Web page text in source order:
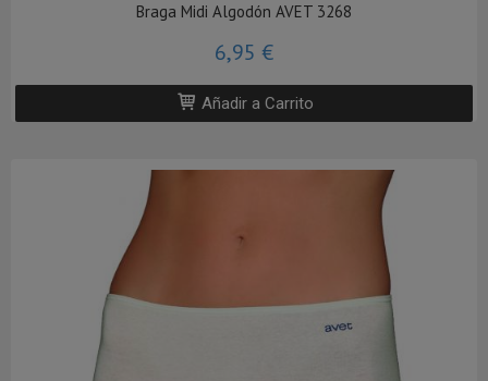
Braga Midi Algodón AVET 3268
6,95 €
Añadir a Carrito